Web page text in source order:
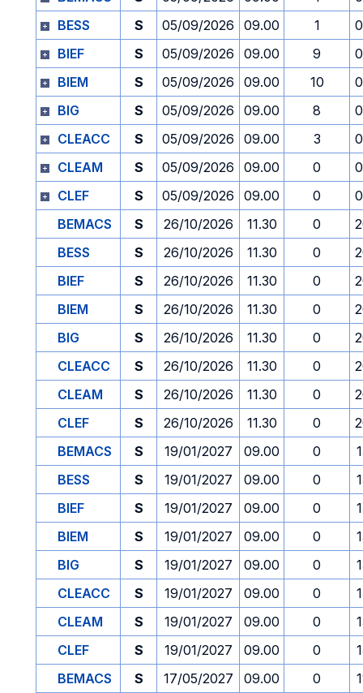
BESS
S 05/09/2026 09.00 1
BIEF
S 05/09/2026 09.00 9
BIEM
S 05/09/2026 09.00 10
BIG
S 05/09/2026 09.00 8
CLEACC
S 05/09/2026 09.00 3
CLEAM
S 05/09/2026 09.00 0
CLEF
S 05/09/2026 09.00 0
BEMACS
S 26/10/2026 11.30 0
BESS
S 26/10/2026 11.30 0
BIEF
S 26/10/2026 11.30 0
BIEM
S 26/10/2026 11.30 0
BIG
S 26/10/2026 11.30 0
CLEACC
S 26/10/2026 11.30 0
CLEAM
S 26/10/2026 11.30 0
CLEF
S 26/10/2026 11.30 0
BEMACS
S 19/01/2027 09.00 0
BESS
S 19/01/2027 09.00 0
BIEF
S 19/01/2027 09.00 0
BIEM
S 19/01/2027 09.00 0
BIG
S 19/01/2027 09.00 0
CLEACC
S 19/01/2027 09.00 0
CLEAM
S 19/01/2027 09.00 0
CLEF
S 19/01/2027 09.00 0
BEMACS
S 17/05/2027 09.00 0